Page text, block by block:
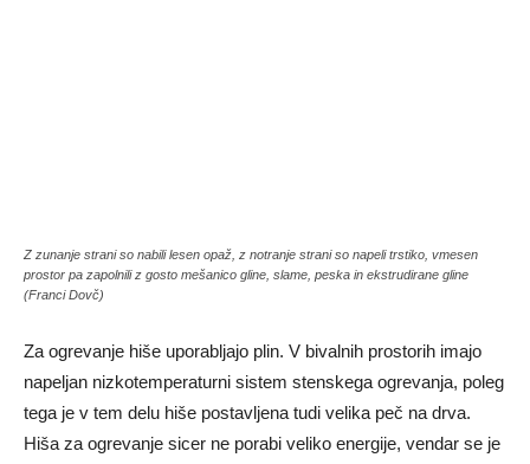
Z zunanje strani so nabili lesen opaž, z notranje strani so napeli trstiko, vmesen
prostor pa zapolnili z gosto mešanico gline, slame, peska in ekstrudirane gline
(Franci Dovč)
Za ogrevanje hiše uporabljajo plin. V bivalnih prostorih imajo
napeljan nizkotemperaturni sistem stenskega ogrevanja, poleg
tega je v tem delu hiše postavljena tudi velika peč na drva.
Hiša za ogrevanje sicer ne porabi veliko energije, vendar se je